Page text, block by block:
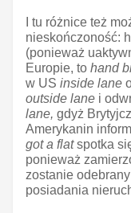
I tu różnice też
nieskończoność:
(ponieważ
Europie, to hand
w US inside lane
outside lane i
lane, gdyż
Amerykanin
got a flatspotka
ponieważ
zostanie
posiadania